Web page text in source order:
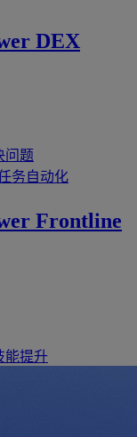
DEX
问题
务自动化
Frontline
能提升